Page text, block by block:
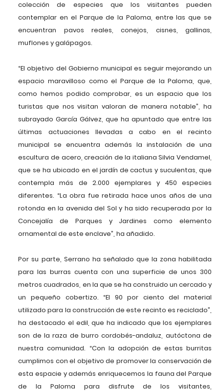
colección de especies que los visitantes pueden
contemplar en el Parque de la Paloma, entre las que se
encuentran pavos reales, conejos, cisnes, gallinas,
muflones y galápagos.
“El objetivo del Gobierno municipal es seguir mejorando un
espacio maravilloso como el Parque de la Paloma, que,
como hemos podido comprobar, es un espacio que los
turistas que nos visitan valoran de manera notable”, ha
subrayado García Gálvez, que ha apuntado que entre las
últimas actuaciones llevadas a cabo en el recinto
municipal se encuentra además la instalación de una
escultura de acero, creación de la italiana Silvia Vendamel,
que se ha ubicado en el jardín de cactus y suculentas, que
contempla más de 2.000 ejemplares y 450 especies
diferentes. “La obra fue retirada hace unos años de una
rotonda en la avenida del Sol y ha sido recuperada por la
Concejalía de Parques y Jardines como elemento
ornamental de este enclave”, ha añadido.
Por su parte, Serrano ha señalado que la zona habilitada
para las burras cuenta con una superficie de unos 300
metros cuadrados, en la que se ha construido un cercado y
un pequeño cobertizo. “El 90 por ciento del material
utilizado para la construcción de este recinto es reciclado”,
ha destacado el edil, que ha indicado que los ejemplares
son de la raza de burro cordobés-andaluz, autóctona de
nuestra comunidad. “Con la adopción de estas burritas
cumplimos con el objetivo de promover la conservación de
esta espacie y además enriquecemos la fauna del Parque
de la Paloma para disfrute de los visitantes,